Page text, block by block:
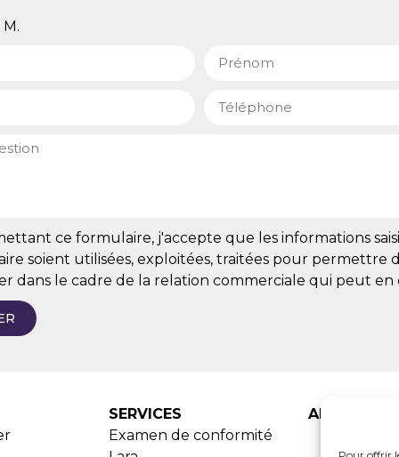
M.
ce formulaire, j'accepte que les informations
soient utilisées, exploitées, traitées pour permettre
dans le cadre de la relation commerciale qui peut en
SERVICES
Examen de conformité
ADHESION